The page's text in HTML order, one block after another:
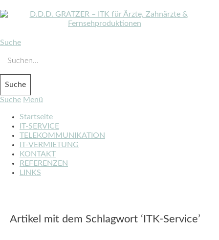
Suche
Suche Menü
Startseite
IT-SERVICE
TELEKOMMUNIKATION
IT-VERMIETUNG
KONTAKT
REFERENZEN
LINKS
Artikel mit dem Schlagwort ‘ ITK-Service’